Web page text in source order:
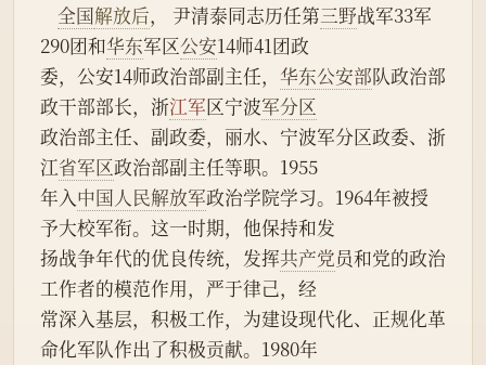
全国解放后， 尹清泰同志历任第三野战军33军
290团和华东军区公安14师41团政
委，公安14师政治部副主任， 华东公安部队政治部
政干部部长，浙江军区宁波军分区
政治部主任、副政委，丽水、宁波军分区政委、浙
江省军区政治部副主任等职。1955
年入中国人民解放军政治学院学习。1964年被授
予大校军衔。这一时期，他保持和发
扬战争年代的优良传统，发挥共产党员和党的政治
工作者的模范作用，严于律己，经
常深入基层，积极工作，为建设现代化、正规化革
命化军队作出了积极贡献。1980年